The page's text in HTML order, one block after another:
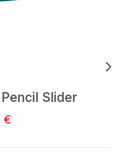
Slider
€